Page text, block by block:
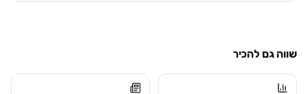
שווה גם להכיר